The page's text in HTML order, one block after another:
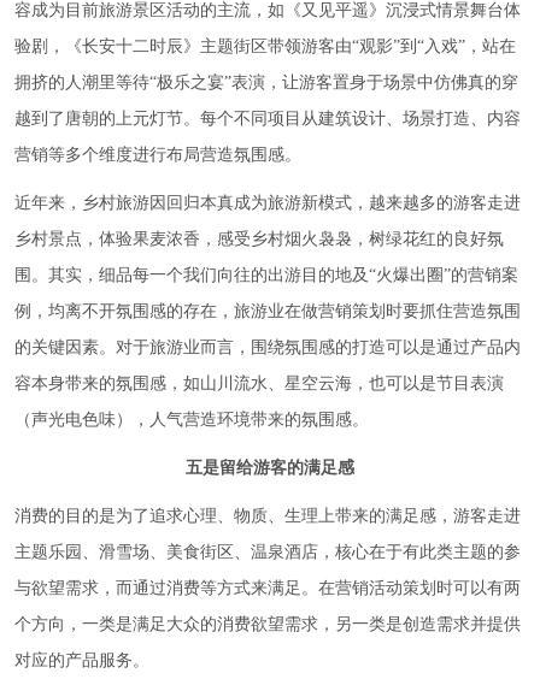
容成为目前旅游景区活动的主流，如《又见平遥》沉浸式情景舞台体
验剧，《长安十二时辰》主题街区带领游客由“观影”到“入戏”，站在
拥挤的人潮里等待“极乐之宴”表演，让游客置身于场景中仿佛真的穿
越到了唐朝的上元灯节。每个不同项目从建筑设计、场景打造、内容
营销等多个维度进行布局营造氛围感。
近年来，乡村旅游因回归本真成为旅游新模式，越来越多的游客走进
乡村景点，体验果麦浓香，感受乡村烟火袅袅，树绿花红的良好氛
围。其实，细品每一个我们向往的出游目的地及“火爆出圈”的营销案
例，均离不开氛围感的存在，旅游业在做营销策划时要抓住营造氛围
的关键因素。对于旅游业而言，围绕氛围感的打造可以是通过产品内
容本身带来的氛围感，如山川流水、星空云海，也可以是节目表演
（声光电色味），人气营造环境带来的氛围感。
五是留给游客的满足感
消费的目的是为了追求心理、物质、生理上带来的满足感，游客走进
主题乐园、滑雪场、美食街区、温泉酒店，核心在于有此类主题的参
与欲望需求，而通过消费等方式来满足。在营销活动策划时可以有两
个方向，一类是满足大众的消费欲望需求，另一类是创造需求并提供
对应的产品服务。